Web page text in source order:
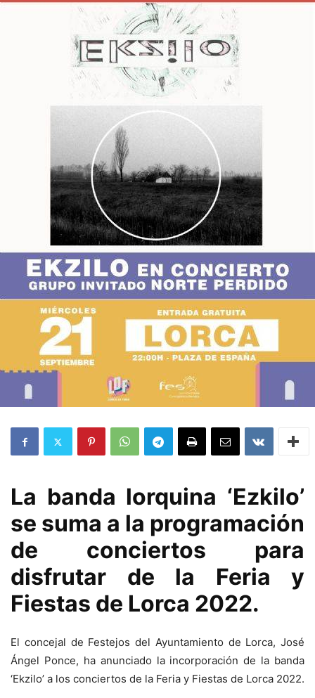
La banda lorquina ‘Ezkilo’
se suma a la programación
de conciertos para
disfrutar de la Feria y
Fiestas de Lorca 2022.
El concejal de Festejos del Ayuntamiento de Lorca, José
Ángel Ponce, ha anunciado la incorporación de la banda
‘Ekzilo’ a los conciertos de la Feria y Fiestas de Lorca 2022.